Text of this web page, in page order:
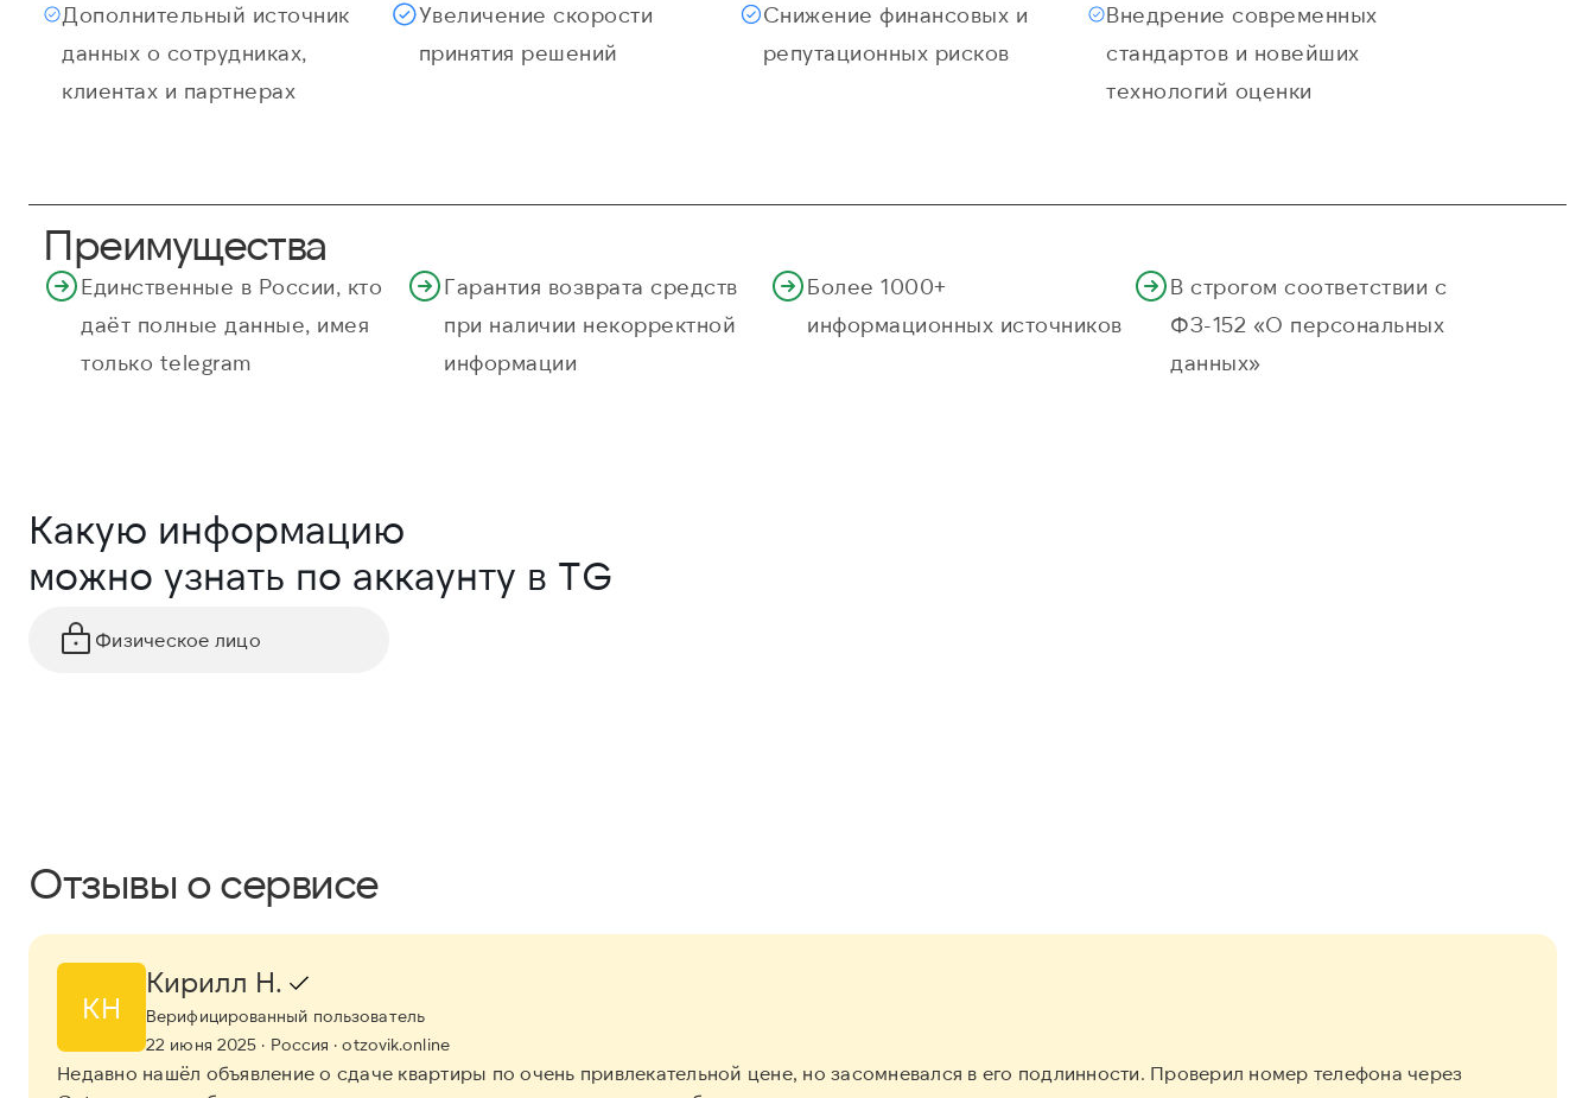
Дополнительный источник
данных о сотрудниках,
клиентах и партнерах
Увеличение скорости
принятия решений
Снижение финансовых и
репутационных рисков
Внедрение современных
стандартов и новейших
технологий оценки
Преимущества
Единственные в России, кто
даёт полные данные, имея
только telegram
Гарантия возврата средств
при наличии некорректной
информации
Более 1000+
информационных источников
В строгом соответствии с
ФЗ-152 «О персональных
данных»
Какую информацию
можно узнать по аккаунту в TG
Физическое лицо
Отзывы о сервисе
КН
Кирилл Н.
Верифицированный пользователь
22 июня 2025 · Россия · otzovik.online
Недавно нашёл объявление о сдаче квартиры по очень привлекательной цене, но засомневался в его подлинности. Проверил номер телефона через